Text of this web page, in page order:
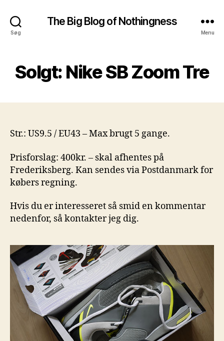
Søg
The Big Blog of Nothingness
Menu
Solgt: Nike SB Zoom Tre
Str.: US9.5 / EU43 – Max brugt 5 gange.
Prisforslag: 400kr. – skal afhentes på
Frederiksberg. Kan sendes via Postdanmark for
købers regning.
Hvis du er interesseret så smid en kommentar
nedenfor, så kontakter jeg dig.